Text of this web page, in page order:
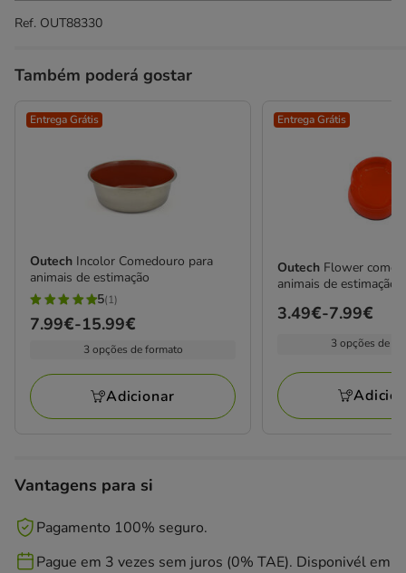
Ref. OUT88330
Também poderá gostar
Entrega Grátis
Outech Incolor Comedouro para
animais de estimação
5
estrelas
1
avaliações
5(1)
Preço
a
15.99€
7.99€-15.99€
3 opções de formato
Adicionar
Entrega Grátis
Outech Flower
animais de estimação
Preço
a
7.99€
3.49€-7.99€
3 opções de
Vantagens para si
Pagamento 100% seguro.
Pague em 3 vezes sem juros (0% TAE). Disponivél em